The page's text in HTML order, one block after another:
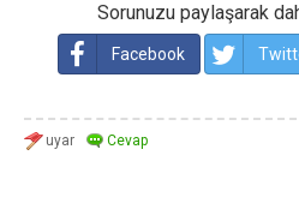
Sorunuzu paylaşarak
Facebook